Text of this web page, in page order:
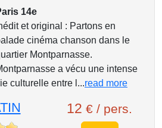
14e
et original : Partons en
cinéma chanson dans le
Montparnasse.
a vécu une intense
culturelle entre l...read more
12 € / pers.